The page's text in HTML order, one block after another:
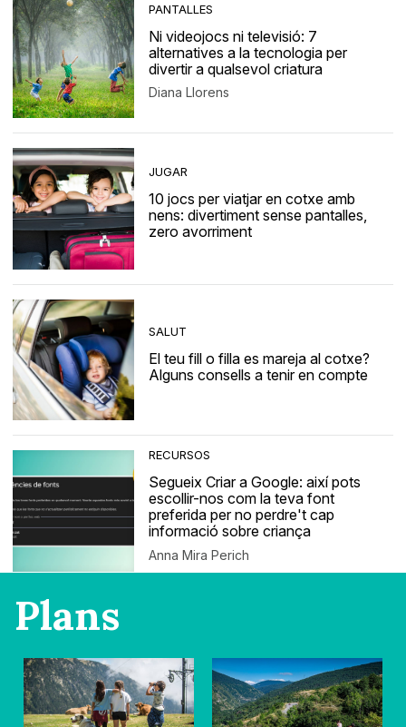
PANTALLES
Ni videojocs ni televisió: 7
alternatives a la tecnologia per
divertir a qualsevol criatura
Diana Llorens
JUGAR
10 jocs per viatjar en cotxe amb
nens: divertiment sense pantalles,
zero avorriment
SALUT
El teu fill o filla es mareja al cotxe?
Alguns consells a tenir en compte
RECURSOS
Segueix Criar a Google: així pots
escollir-nos com la teva font
preferida per no perdre't cap
informació sobre criança
Anna Mira Perich
Plans